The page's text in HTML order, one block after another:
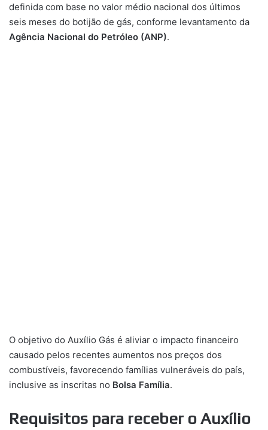
definida com base no valor médio nacional dos últimos
seis meses do botijão de gás, conforme levantamento da
Agência Nacional do Petróleo (ANP).
O objetivo do Auxílio Gás é aliviar o impacto financeiro
causado pelos recentes aumentos nos preços dos
combustíveis, favorecendo famílias vulneráveis do país,
inclusive as inscritas no Bolsa Família.
Requisitos para receber o Auxílio